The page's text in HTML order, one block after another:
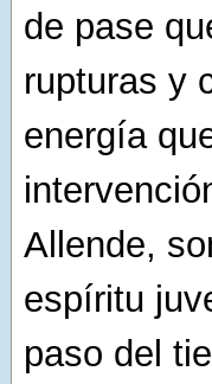
de pase
rupturas y
energía
Allende,
espíritu
paso del